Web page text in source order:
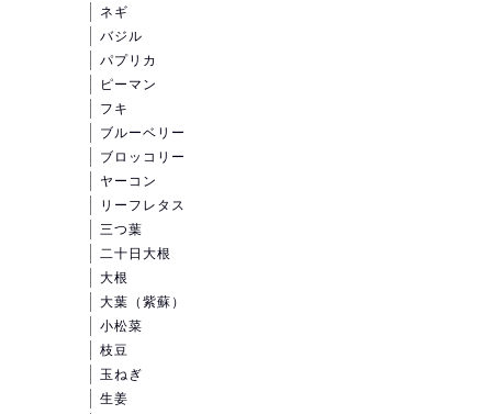
ネギ
バジル
パプリカ
ピーマン
フキ
ブルーベリー
ブロッコリー
ヤーコン
リーフレタス
三つ葉
二十日大根
大根
大葉（紫蘇）
小松菜
枝豆
玉ねぎ
生姜